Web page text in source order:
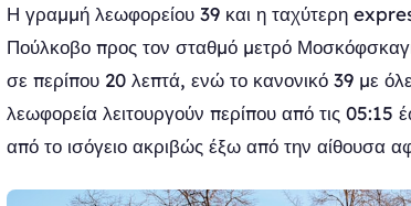
Η γραμμή λεωφορείου 39 και η ταχύτερη
Πούλκοβο προς τον σταθμό μετρό
σε περίπου 20 λεπτά, ενώ το κανονικό 39 με
λεωφορεία λειτουργούν περίπου από τις
από το ισόγειο ακριβώς έξω από την αίθουσα